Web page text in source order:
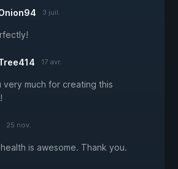
3 juil.
17 avr.
very much for creating this
25 nov.
is awesome. Thank you.